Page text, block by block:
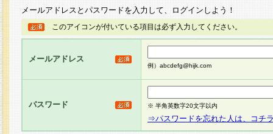
メールアドレスとパスワードを入力して、ログインしよう！
このアイコンが付いている項目は必ず入力してください。
メールアドレス
例）abcdefg@hijk.com
パスワード ※ 半角英数字20文字以内
⇒パスワードを忘れた人は、コチ